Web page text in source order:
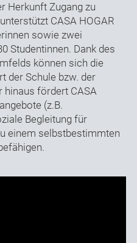
Herkunft Zugang zu
CASA HOGAR
sowie zwei
Studentinnen. Dank des
können sich die
der Schule bzw. der
hinaus fördert CASA
(z.B.
Begleitung für
einem selbstbestimmten